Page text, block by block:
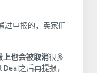
过申报的，卖家们
上也会被取消很多
之后再提报，